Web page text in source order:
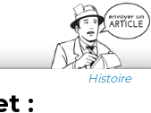
Catégories
Histoire
: